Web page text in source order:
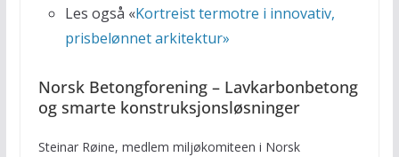
Les også «Kortreist termotre i innovativ,
prisbelønnet arkitektur»
Norsk Betongforening – Lavkarbonbetong
og smarte konstruksjonsløsninger
Steinar Røine, medlem miljøkomiteen i Norsk